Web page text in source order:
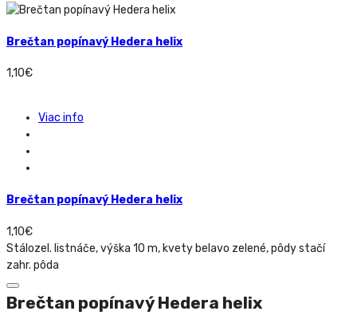
Brečtan popínavý Hedera helix
1,10€
Viac info
Brečtan popínavý Hedera helix
1,10€
Stálozel. listnáče, výška 10 m, kvety belavo zelené, pôdy stačí
zahr. pôda
Brečtan popínavý Hedera helix